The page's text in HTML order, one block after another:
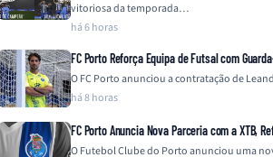
vitoriosa da temporada…
há 6 horas
FC Porto Reforça Equipa de Futsal com
O FC Porto anunciou a contratação de
há 8 horas
FC Porto Anuncia Nova Parceria com a XTB,
O Futebol Clube do Porto anunciou uma